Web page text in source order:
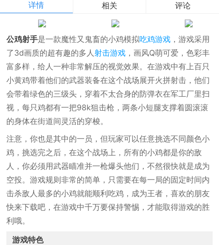
详情 相关 评论
公鸡射手是一款魔性又鬼畜的小鸡模拟吃鸡游戏 ，游戏采用
了3d画质的超有趣的多人射击游戏 ，画风Q萌可爱，色彩丰
富多样，给人一种非常解压的视觉效果。在游戏中有上百只
小黄鸡带着他们的武器装备在这个战场展开火拼射击，他们
会带着绿色的三级头，穿着不太合身的防弹衣在军工厂里扫
视，每只鸡都有一把98k狙击枪，两条小短腿支撑着圆滚滚
的身体在街道间灵活的穿梭。
注意，你也是其中的一员，但玩家可以任意挑选不同颜色小
鸡，挑选完之后，在这个战场上，所有的小鸡都是你的敌
人，你必须用武器瞄准并一枪爆头他们，不然很快就是成为
空投。游戏规则非常的简单，只需要在每一局的固定时间内
击杀敌人最多的小鸡就能顺利吃鸡，成为王者，喜欢的朋友
快来下载吧，在游戏中千万要保持警惕，才能取得游戏的胜
利哦。
游戏特色